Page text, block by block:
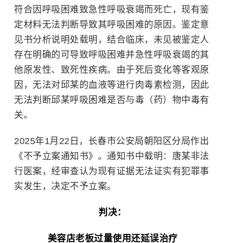
符合因呼吸困难致急性呼吸衰竭而死亡，现有鉴
定材料无法判断导致其呼吸困难的原因。鉴定意
见书分析说明处载明，结合临床，未见被鉴定人
存在明确的可导致呼吸困难并急性呼吸衰竭的其
他原发性、致死性疾病。由于死后变化等客观原
因，无法对邱某的血液等进行肉毒素检测，因此
无法判断邱某呼吸困难是否与毒（药）物中毒有
关。
2025年1月22日，长春市公安局朝阳区分局作出
《不予立案通知书》。通知书中载明：唐某非法
行医案，经审查认为现有证据无法证实有犯罪事
实发生，决定不予立案。
判决：
美容店老板过量使用还延误治疗